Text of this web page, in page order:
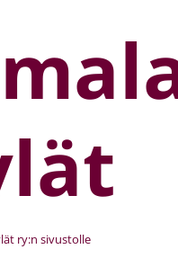
ry:n sivustolle